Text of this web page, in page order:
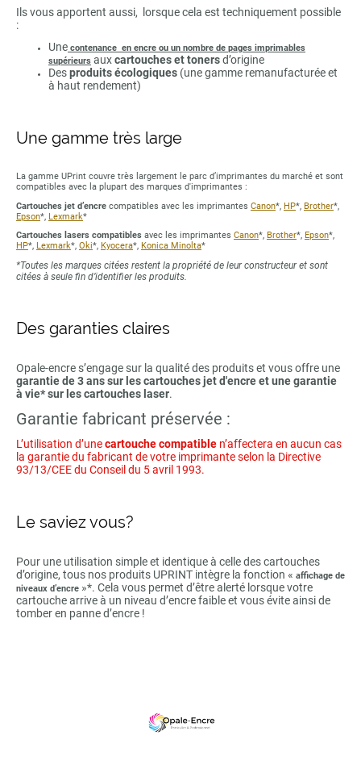
Ils vous apportent aussi, lorsque cela est techniquement possible
:
Une contenance en encre ou un nombre de pages imprimables
supérieurs auxcartouches et tonersd’origine
Desproduits écologiques (une gamme remanufacturée et
à haut rendement)
Une gamme très large
La gamme UPrint couvre très largement le parc d’imprimantes du marché et sont
compatibles avec la plupart des marques d'imprimantes :
Cartouches jet d’encre compatibles avec les imprimantes Canon*, HP*, Brother*,
Epson*, Lexmark*
Cartouches lasers compatibles avec les imprimantes Canon*, Brother*, Epson*,
HP*, Lexmark*, Oki*, Kyocera*, Konica Minolta*
*Toutes les marques citées restent la propriété de leur constructeur et sont
citées à seule fin d’identifier les produits.
Des garanties claires
Opale-encre s’engage sur la qualité des produits et vous offre une
garantie de 3 ans sur les cartouches jet d'encre et une garantie
à vie* sur les cartouches laser.
Garantie fabricant préservée :
L’utilisation d’unecartouche compatible n’affectera en aucun cas
la garantie du fabricant de votre imprimante selon la Directive
93/13/CEE du Conseil du 5 avril 1993.
Le saviez vous?
Pour une utilisation simple et identique à celle des cartouches
d’origine, tous nos produits UPRINT intègre la fonction « affichage de
niveaux d’encre »*. Cela vous permet d’être alerté lorsque votre
cartouche arrive à un niveau d’encre faible et vous évite ainsi de
tomber en panne d’encre !